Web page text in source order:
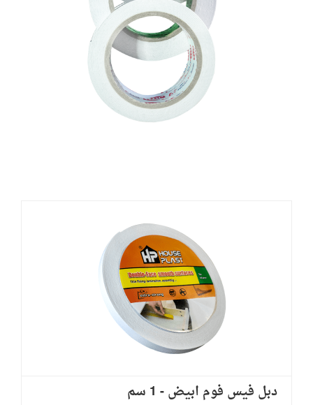
دبل فيس فوم ابيض - 1 سم